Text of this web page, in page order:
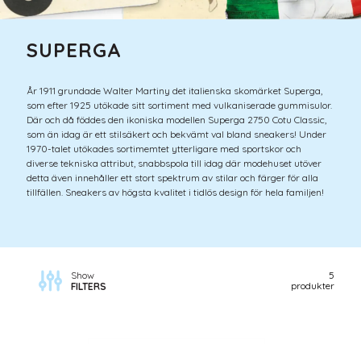
SUPERGA
År 1911 grundade Walter Martiny det italienska skomärket Superga,
som efter 1925 utökade sitt sortiment med vulkaniserade gummisulor.
Där och då föddes den ikoniska modellen Superga 2750 Cotu Classic,
som än idag är ett stilsäkert och bekvämt val bland sneakers! Under
1970-talet utökades sortimemtet ytterligare med sportskor och
diverse tekniska attribut, snabbspola till idag där modehuset utöver
detta även innehåller ett stort spektrum av stilar och färger för alla
tillfällen. Sneakers av högsta kvalitet i tidlös design för hela familjen!
Show
FILTERS
5
produkter